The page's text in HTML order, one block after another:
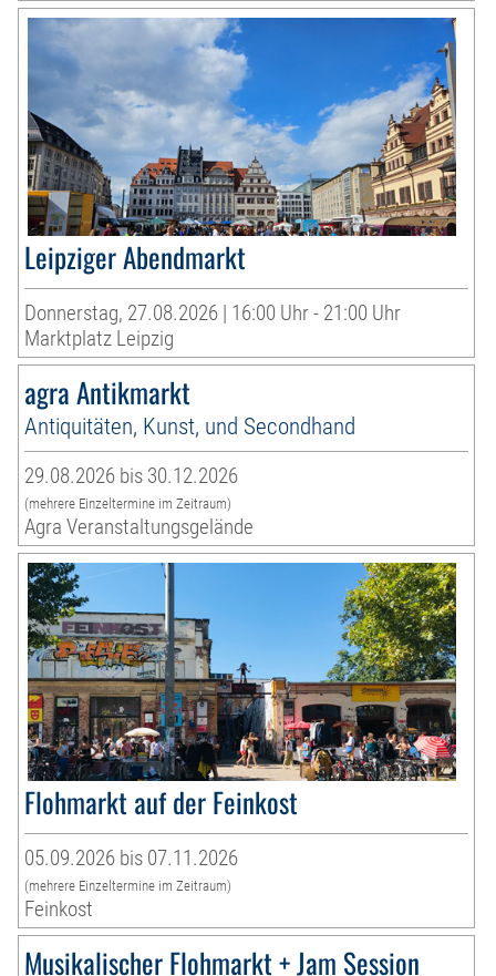
Leipziger Abendmarkt
Donnerstag, 27.08.2026 | 16:00 Uhr - 21:00 Uhr
Marktplatz Leipzig
agra Antikmarkt
Antiquitäten, Kunst, und Secondhand
29.08.2026 bis 30.12.2026
(mehrere Einzeltermine im Zeitraum)
Agra Veranstaltungsgelände
Flohmarkt auf der Feinkost
05.09.2026 bis 07.11.2026
(mehrere Einzeltermine im Zeitraum)
Feinkost
Musikalischer Flohmarkt + Jam Session